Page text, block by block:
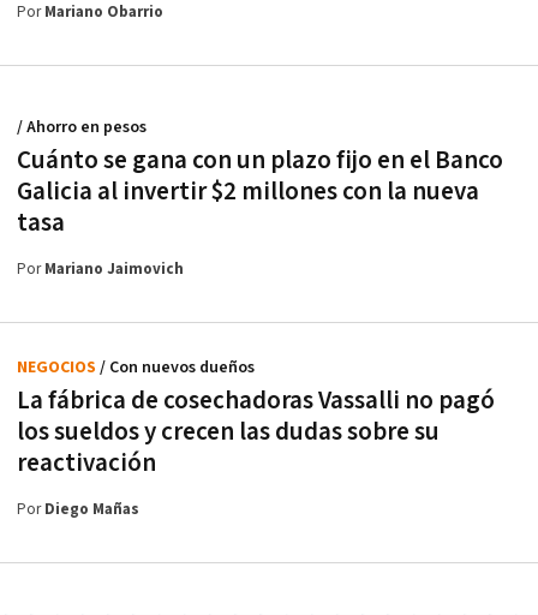
PorMariano Obarrio
Cuánto se gana con un plazo fijo en el Banco
Galicia al invertir $2 millones con la nueva
tasa
/ Ahorro en pesos
PorMariano Jaimovich
La fábrica de cosechadoras Vassalli no pagó
los sueldos y crecen las dudas sobre su
reactivación
NEGOCIOS / Con nuevos dueños
PorDiego Mañas